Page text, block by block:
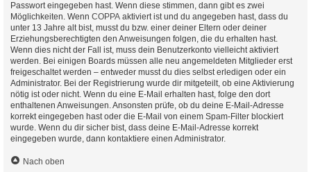
Passwort eingegeben hast. Wenn diese stimmen, dann gibt es zwei
Möglichkeiten. Wenn COPPA aktiviert ist und du angegeben hast, dass du
unter 13 Jahre alt bist, musst du bzw. einer deiner Eltern oder deiner
Erziehungsberechtigten den Anweisungen folgen, die du erhalten hast.
Wenn dies nicht der Fall ist, muss dein Benutzerkonto vielleicht aktiviert
werden. Bei einigen Boards müssen alle neu angemeldeten Mitglieder erst
freigeschaltet werden – entweder musst du dies selbst erledigen oder ein
Administrator. Bei der Registrierung wurde dir mitgeteilt, ob eine Aktivierung
nötig ist oder nicht. Wenn du eine E-Mail erhalten hast, folge den dort
enthaltenen Anweisungen. Ansonsten prüfe, ob du deine E-Mail-Adresse
korrekt eingegeben hast oder die E-Mail von einem Spam-Filter blockiert
wurde. Wenn du dir sicher bist, dass deine E-Mail-Adresse korrekt
eingegeben wurde, dann kontaktiere einen Administrator.
Nach oben